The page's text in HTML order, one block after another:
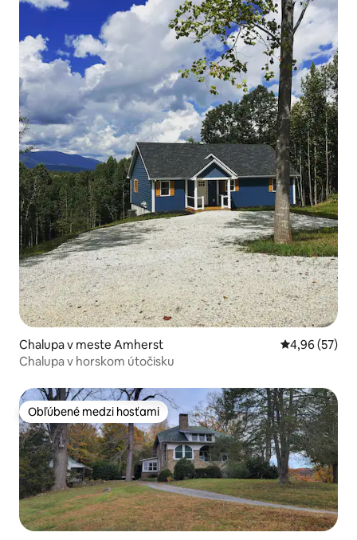
Chalupa v meste Amherst Priemerné
4,96 (57)
Chalupa v horskom útočisku
Obľúbené medzi hosťami
Obľúbené medzi hosťami